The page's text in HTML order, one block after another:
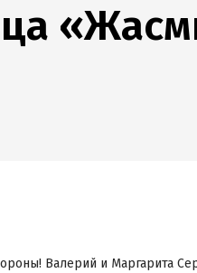
Валерий и Маргарита